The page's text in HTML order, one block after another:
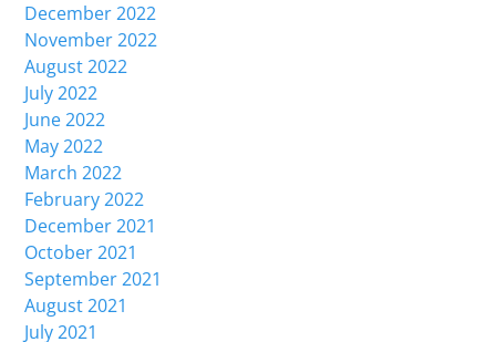
December 2022
November 2022
August 2022
July 2022
June 2022
May 2022
March 2022
February 2022
December 2021
October 2021
September 2021
August 2021
July 2021